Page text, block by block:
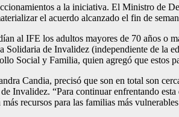
a la iniciativa. El Ministro de
el acuerdo alcanzado el fin de
al IFE los adultos mayores de 70 años
Solidaria de Invalidez (independiente de la
Social y Familia, quien agregó que estos
Candia, precisó que son en total son
Invalidez. “Para continuar enfrentando
recursos para las familias más